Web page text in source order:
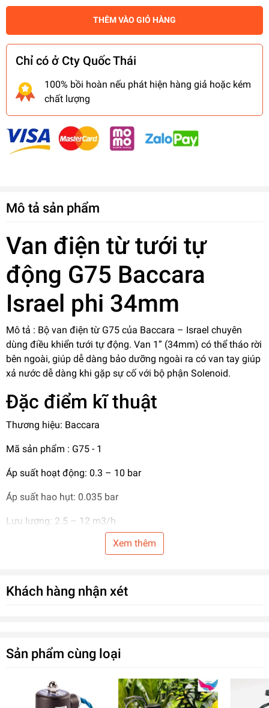
THÊM VÀO GIỎ HÀNG
Chỉ có ở Cty Quốc Thái
100% bồi hoàn nếu phát hiện hàng giả hoặc kém
chất lượng
Mô tả sản phẩm
Van điện từ tưới tự
động G75 Baccara
Israel phi 34mm
Mô tả : Bộ van điện từ G75 của Baccara – Israel chuyên
dùng điều khiển tưới tự động. Van 1” (34mm) có thể tháo rời
bên ngoài, giúp dễ dàng bảo dưỡng ngoài ra có van tay giúp
xả nước dễ dàng khi gặp sự cố với bộ phận Solenoid.
Đặc điểm kĩ thuật
Thương hiệu: Baccara
Mã sản phẩm : G75 - 1
Áp suất hoạt động: 0.3 – 10 bar
Áp suất hao hụt: 0.035 bar
Lưu lượng: 2.5 – 12 m3/h
Nhà sản xuất: Baccara – Israel
Ưu điểm vượt trội của van điện từ
G75 Baccara Israel phi 34mm
- Van điện từ Baccara dòng G75 là chuyên gia trong lĩnh vực
tưới tự động chuyên nghiệp.
Xem thêm
Khách hàng nhận xét
Sản phẩm cùng loại